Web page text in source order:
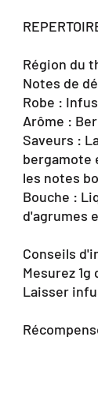
Région du
Notes de
Robe :
Arôme :
Saveurs :
bergamote
les notes
Bouche :
d'agrumes
Conseils
Mesurez
Laisser